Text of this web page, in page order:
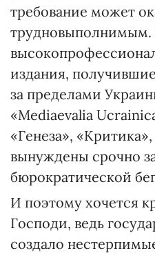
требование может
издания,
за пределами
«Mediaevalia
«Генеза», «Критика»,
вынуждены срочно
бюрократической
И поэтому хочется
Господи, ведь
создало